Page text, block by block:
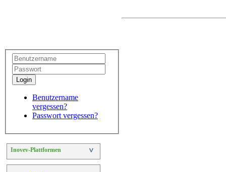
Login
Benutzername
vergessen?
Passwort vergessen?
Inovev-Plattformen >